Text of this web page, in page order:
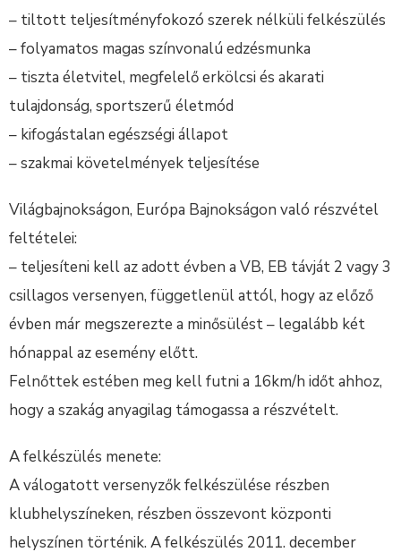
– tiltott teljesítményfokozó szerek nélküli felkészülés
– folyamatos magas színvonalú edzésmunka
– tiszta életvitel, megfelelő erkölcsi és akarati
tulajdonság, sportszerű életmód
– kifogástalan egészségi állapot
– szakmai követelmények teljesítése
Világbajnokságon, Európa Bajnokságon való részvétel
feltételei:
– teljesíteni kell az adott évben a VB, EB távját 2 vagy 3
csillagos versenyen, függetlenül attól, hogy az előző
évben már megszerezte a minősülést – legalább két
hónappal az esemény előtt.
Felnőttek estében meg kell futni a 16km/h időt ahhoz,
hogy a szakág anyagilag támogassa a részvételt.
A felkészülés menete:
A válogatott versenyzők felkészülése részben
klubhelyszíneken, részben összevont központi
helyszínen történik. A felkészülés 2011. december